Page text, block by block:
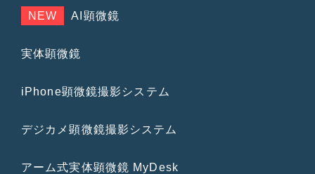
NEW AI顕微鏡
実体顕微鏡
iPhone顕微鏡撮影システム
デジカメ顕微鏡撮影システム
アーム式実体顕微鏡 MyDesk